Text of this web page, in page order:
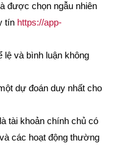
được chọn ngẫu nhiên
tín https://app-
lệ và bình luận không
dự đoán duy nhất cho
tài khoản chính chủ có
các hoạt động thường